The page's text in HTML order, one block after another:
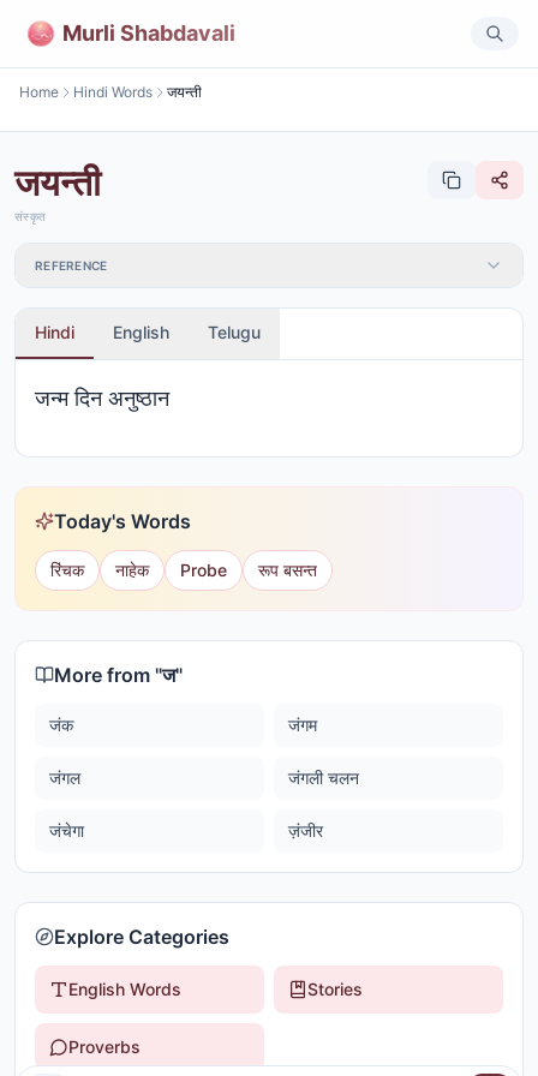
Murli Shabdavali
Home Hindi Words जयन्ती
जयन्ती
संस्कृत
REFERENCE
Hindi English Telugu
जन्म दिन अनुष्ठान
Today's Words
रिंचक नाहेक Probe रूप बसन्त
More from "ज"
जंक जंगम
जंगल जंगली चलन
जंचेगा ज़ंजीर
Explore Categories
English Words Stories
Proverbs